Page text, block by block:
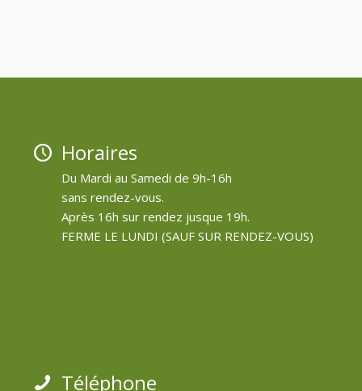
Horaires
Du Mardi au Samedi de 9h-16h
sans rendez-vous.
Après 16h sur rendez jusque 19h.
FERME LE LUNDI (SAUF SUR RENDEZ-VOUS)
Téléphone